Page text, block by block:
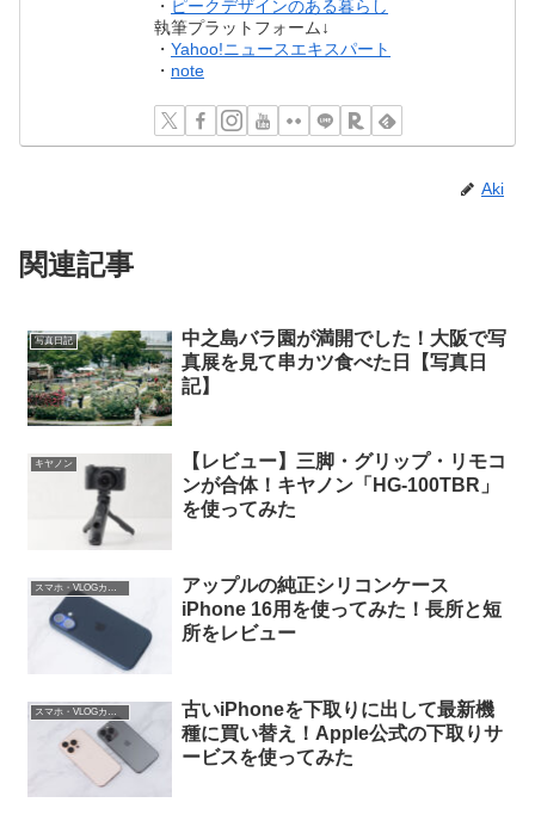
・ ピークデザインのある暮らし
執筆プラットフォーム↓
・Yahoo!ニュースエキスパート
・ note
Aki
関連記事
写真日記
中之島バラ園が満開でした！大阪で写
真展を見て串カツ食べた日【写真日
記】
キヤノン
【レビュー】三脚・グリップ・リモコ
ンが合体！キヤノン「HG-100TBR」
を使ってみた
スマホ・VLOGカメラ
アップルの純正シリコンケース
iPhone 16用を使ってみた！長所と短
所をレビュー
スマホ・VLOGカメラ
古いiPhoneを下取りに出して最新機
種に買い替え！Apple公式の下取りサ
ービスを使ってみた